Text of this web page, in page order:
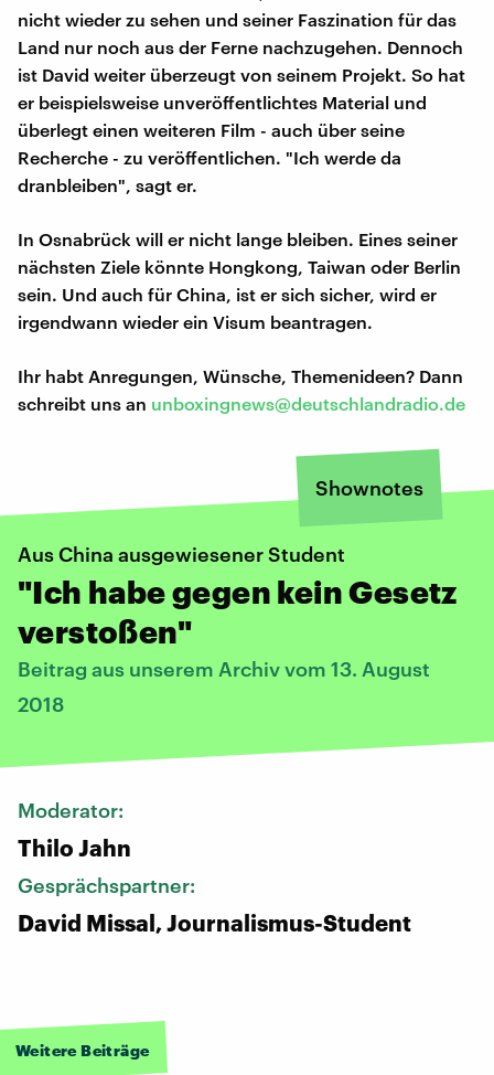
nicht wieder zu sehen und seiner Faszination für das
Land nur noch aus der Ferne nachzugehen. Dennoch
ist David weiter überzeugt von seinem Projekt. So hat
er beispielsweise unveröffentlichtes Material und
überlegt einen weiteren Film - auch über seine
Recherche - zu veröffentlichen. "Ich werde da
dranbleiben", sagt er.
In Osnabrück will er nicht lange bleiben. Eines seiner
nächsten Ziele könnte Hongkong, Taiwan oder Berlin
sein. Und auch für China, ist er sich sicher, wird er
irgendwann wieder ein Visum beantragen.
Ihr habt Anregungen, Wünsche, Themenideen? Dann
schreibt uns an unboxingnews@deutschlandradio.de
Shownotes
Aus China ausgewiesener Student
"Ich habe gegen kein Gesetz
verstoßen"
Beitrag aus unserem Archiv vom 13. August
2018
Moderator:
Thilo Jahn
Gesprächspartner:
David Missal, Journalismus-Student
Weitere Beiträge